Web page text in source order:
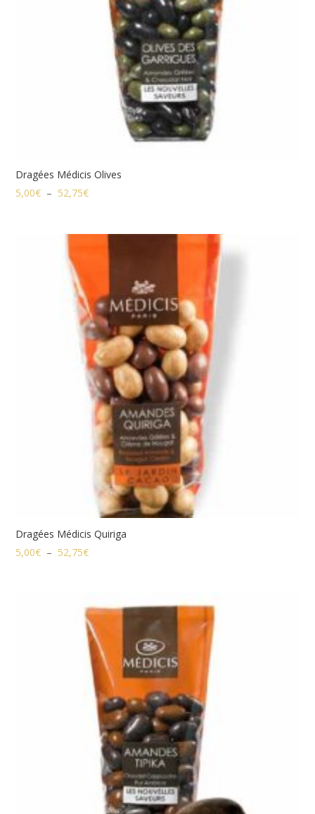
Dragées Médicis Olives
5,00€ – 52,75€Plage
Dragées Médicis Quiriga
5,00€ – 52,75€Plage
à
52,75€